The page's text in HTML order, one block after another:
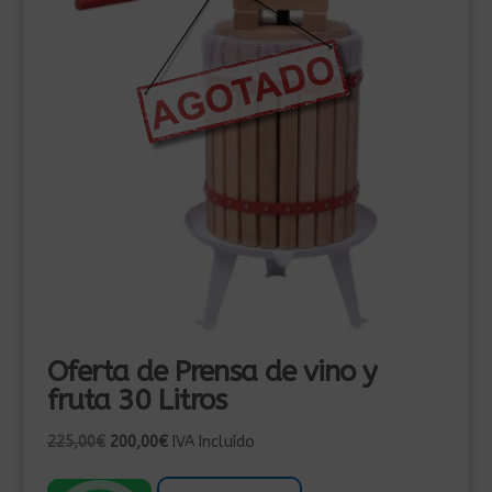
Oferta de Prensa de vino y
fruta 30 Litros
225,00€ El
200,00€ElIVA Incluído